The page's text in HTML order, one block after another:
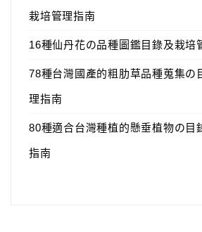
栽培管理指南
16種仙丹花の品種圖鑑目錄及栽培
78種台灣國產的粗肋草品種蒐集の
理指南
80種適合台灣種植的懸垂植物の目
指南